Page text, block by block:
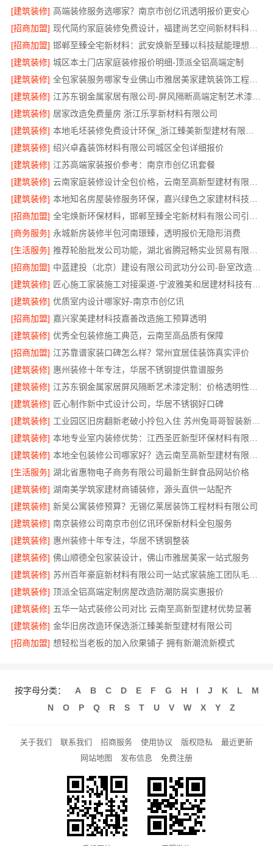
[建筑装修] 高端装修服务选哪家？南京市创亿讯透明报价更安心
[招商加盟]
现代简约家庭装修免费设计，福建尚艺空间新材料科技有限公司整体落地
[招商加盟]
[建筑装修] 城区本土门店家庭装修报价明细-顶派全铝高端定制
[建筑装修]
全包家装服务哪家专业佛山市雅居美家建筑装饰工程有限公司
[建筑装修]
[建筑装修] 居家改造免费量房 浙江乐享新材料有限公司
[建筑装修]
[建筑装修] 绍兴卓鑫装饰材料有限公司城区全包详细报价
[建筑装修] 江苏高端家装报价参考：南京市创亿讯套餐
[建筑装修]
[建筑装修]
[招商加盟]
[商务服务] 永城新房装修半包河南璟臻，透明报价无隐形消费
[生活服务]
[招商加盟]
中蓝建投（北京）建设有限公司武功分公司-卧室改造智能家居
[建筑装修]
[建筑装修] 优质室内设计哪家好-南京市创亿讯
[招商加盟] 嘉兴家美建材科技嘉善改造施工预算透明
[建筑装修] 优秀全包装修施工典范，云南至高品质有保障
[招商加盟] 江苏靠谱家装口碑怎么样？常州宜居佳装饰真实评价
[建筑装修] 惠州装修十年专注，华居不锈钢提供靠谱服务
[建筑装修]
[建筑装修] 匠心制作新中式设计公司，华居不锈钢好口碑
[建筑装修]
工业园区旧房翻新老破小拎包入住 苏州兔哥哥智装新材料有限公司
[建筑装修]
[建筑装修]
[生活服务] 湖北省惠物电子商务有限公司最新生鲜食品网站价格
[建筑装修] 湖南美学筑家建材商铺装修，源头直供一站配齐
[建筑装修] 新吴公寓装修预算？无锡亿莱居装饰工程材料有限公司
[建筑装修] 南京装修公司南京市创亿讯环保新材料全包服务
[建筑装修] 惠州装修十年专注，华居不锈钢整装
[建筑装修] 佛山顺德全包家装设计，佛山市雅居美家一站式服务
[建筑装修]
[建筑装修] 顶派全铝高端定制房屋改造防潮防腐实惠报价
[建筑装修] 五华一站式装修公司对比 云南至高新型建材优势显著
[建筑装修] 金华旧房改造环保选浙江臻美新型建材有限公司
[招商加盟] 想轻松当老板的加入欣果铺子 拥有新潮流新模式
按字母分类： A B C D E F G H I J K L
M
N
O P Q R S T U V W X Y Z
关于我们 联系我们 招商服务 使用协议 版权隐私
最近更新
网站地图
发布信息 免费注册